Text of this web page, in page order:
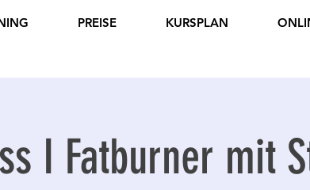
PREISE KURSPLAN
I Fatburner mit